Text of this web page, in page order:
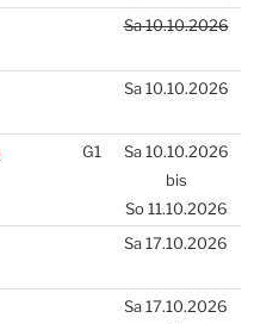
Sa 10.10.2026
Sa 10.10.2026
G1
Sa 10.10.2026
bis
So 11.10.2026
Sa 17.10.2026
Sa 17.10.2026